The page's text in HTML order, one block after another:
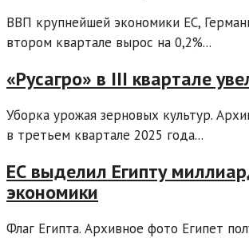
ВВП крупнейшей экономики ЕС,
втором квартале вырос на 0,2%...
«Русагро» в III квартале
Уборка урожая зерновых культур.
в третьем квартале 2025 года...
ЕС выделил Египту
экономики
Флаг Египта. Архивное фото Египет